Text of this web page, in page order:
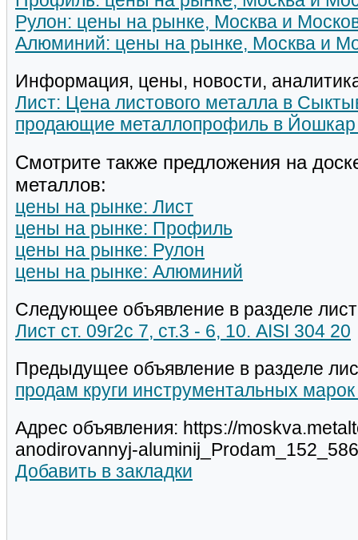
Рулон: цены на рынке, Москва и
Алюминий: цены на рынке, Москва и
Информация, цены, новости,
Лист: Цена листового металла в
продающие металлопрофиль в Йошкар
Смотрите также предложения на
металлов:
цены на рынке: Лист
цены на рынке: Профиль
цены на рынке: Рулон
цены на рынке: Алюминий
Следующее объявление в разделе
Лист ст. 09г2с 7, ст.3 - 6, 10. AISI 304 20
Предыдущее объявление в разделе
продам круги инструментальных марок
Адрес объявления: https://
anodirovannyj-
Добавить в закладки